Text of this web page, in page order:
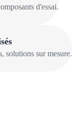
d'essai.
solutions sur mesure.